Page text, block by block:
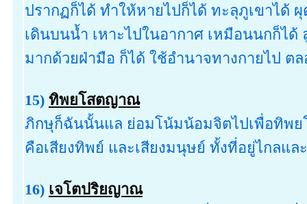
ปรากฏก็ได้ ทำให้หายไปก็ได้ ทะลุภูเขาได้
เดินบนน้ำ เหาะไปในอากาศ เหมือนนกก็ไ
มากด้วยฝ่ามือ ก็ได้ ใช้อำนาจทางกายไป ต
15) ทิพยโสตญาณ
ภิกษุก็ฉันนั้นแล ย่อมโน้มน้อมจิตไปเพื่อทิพย
คือเสียงทิพย์ และเสียงมนุษย์ ทั้งที่อยู่ไกลแ
16) เจโตปริยญาณ